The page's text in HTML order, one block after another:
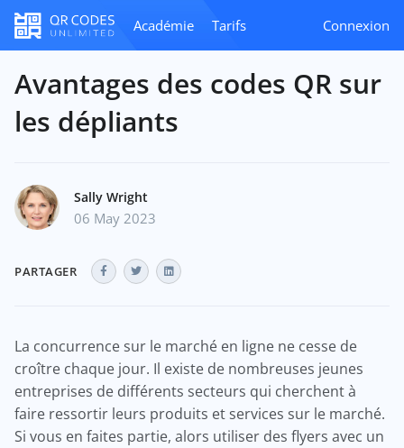
Académie Tarifs Connexion
Avantages des codes QR sur
les dépliants
Sally Wright
06 May 2023
PARTAGER
La concurrence sur le marché en ligne ne cesse de
croître chaque jour. Il existe de nombreuses jeunes
entreprises de différents secteurs qui cherchent à
faire ressortir leurs produits et services sur le marché.
Si vous en faites partie, alors utiliser des flyers avec un